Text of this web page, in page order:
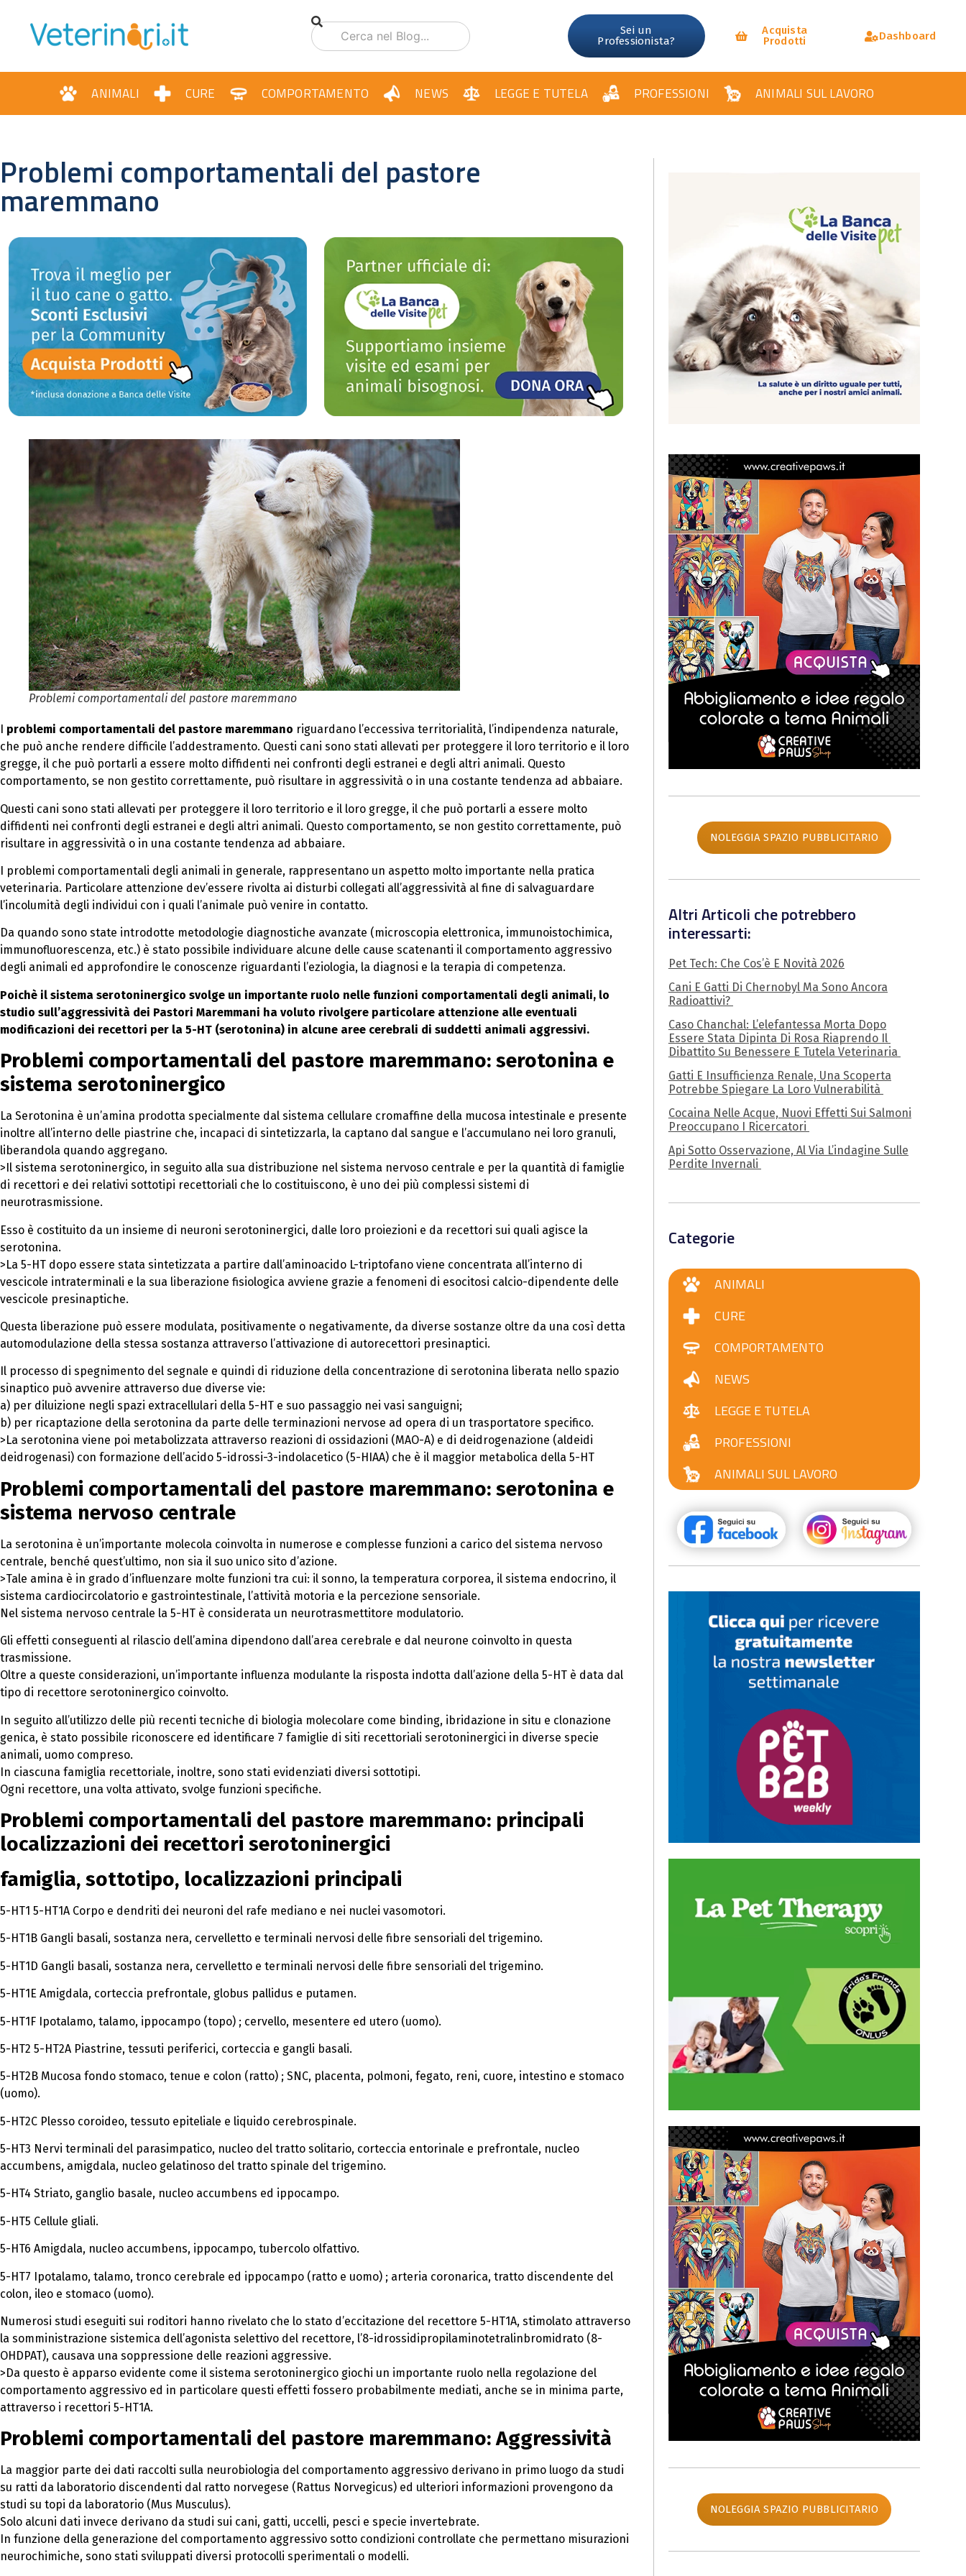
Sei un
Professionista?
Acquista
Prodotti
Dashboard
ANIMALI CURE COMPORTAMENTO NEWS LEGGE E TUTELA PROFESSIONI ANIMALI SUL LAVORO
Problemi comportamentali del pastore
maremmano
Problemi comportamentali del pastore maremmano
problemi comportamentali del pastore maremmano riguardano l’eccessiva territorialità, l’indipendenza naturale,
che può anche rendere difficile l’addestramento. Questi cani sono stati allevati per proteggere il loro territorio e il loro
gregge, il che può portarli a essere molto diffidenti nei confronti degli estranei e degli altri animali. Questo
comportamento, se non gestito correttamente, può risultare in aggressività o in una costante tendenza ad abbaiare.
Questi cani sono stati allevati per proteggere il loro territorio e il loro gregge, il che può portarli a essere molto
diffidenti nei confronti degli estranei e degli altri animali. Questo comportamento, se non gestito correttamente, può
risultare in aggressività o in una costante tendenza ad abbaiare.
I problemi comportamentali degli animali in generale, rappresentano un aspetto molto importante nella pratica
veterinaria. Particolare attenzione dev’essere rivolta ai disturbi collegati all’aggressività al fine di salvaguardare
l’incolumità degli individui con i quali l’animale può venire in contatto.
Da quando sono state introdotte metodologie diagnostiche avanzate (microscopia elettronica, immunoistochimica,
immunofluorescenza, etc.) è stato possibile individuare alcune delle cause scatenanti il comportamento aggressivo
degli animali ed approfondire le conoscenze riguardanti l’eziologia, la diagnosi e la terapia di competenza.
Poichè il sistema serotoninergico svolge un importante ruolo nelle funzioni comportamentali degli animali, lo
studio sull’aggressività dei Pastori Maremmani ha voluto rivolgere particolare attenzione alle eventuali
modificazioni dei recettori per la 5-HT (serotonina) in alcune aree cerebrali di suddetti animali aggressivi.
Problemi comportamentali del pastore maremmano: serotonina e
sistema serotoninergico
La Serotonina è un’amina prodotta specialmente dal sistema cellulare cromaffine della mucosa intestinale e presente
inoltre all’interno delle piastrine che, incapaci di sintetizzarla, la captano dal sangue e l’accumulano nei loro granuli,
liberandola quando aggregano.
>Il sistema serotoninergico, in seguito alla sua distribuzione nel sistema nervoso centrale e per la quantità di famiglie
di recettori e dei relativi sottotipi recettoriali che lo costituiscono, è uno dei più complessi sistemi di
neurotrasmissione.
Esso è costituito da un insieme di neuroni serotoninergici, dalle loro proiezioni e da recettori sui quali agisce la
serotonina.
>La 5-HT dopo essere stata sintetizzata a partire dall’aminoacido L-triptofano viene concentrata all’interno di
vescicole intraterminali e la sua liberazione fisiologica avviene grazie a fenomeni di esocitosi calcio-dipendente delle
vescicole presinaptiche.
Questa liberazione può essere modulata, positivamente o negativamente, da diverse sostanze oltre da una così detta
automodulazione della stessa sostanza attraverso l’attivazione di autorecettori presinaptici.
Il processo di spegnimento del segnale e quindi di riduzione della concentrazione di serotonina liberata nello spazio
sinaptico può avvenire attraverso due diverse vie:
a) per diluizione negli spazi extracellulari della 5-HT e suo passaggio nei vasi sanguigni;
b) per ricaptazione della serotonina da parte delle terminazioni nervose ad opera di un trasportatore specifico.
>La serotonina viene poi metabolizzata attraverso reazioni di ossidazioni (MAO-A) e di deidrogenazione (aldeidi
deidrogenasi) con formazione dell’acido 5-idrossi-3-indolacetico (5-HIAA) che è il maggior metabolica della 5-HT
Problemi comportamentali del pastore maremmano: serotonina e
sistema nervoso centrale
La serotonina è un’importante molecola coinvolta in numerose e complesse funzioni a carico del sistema nervoso
centrale, benché quest’ultimo, non sia il suo unico sito d’azione.
>Tale amina è in grado d’influenzare molte funzioni tra cui: il sonno, la temperatura corporea, il sistema endocrino, il
sistema cardiocircolatorio e gastrointestinale, l’attività motoria e la percezione sensoriale.
Nel sistema nervoso centrale la 5-HT è considerata un neurotrasmettitore modulatorio.
Gli effetti conseguenti al rilascio dell’amina dipendono dall’area cerebrale e dal neurone coinvolto in questa
trasmissione.
Oltre a queste considerazioni, un’importante influenza modulante la risposta indotta dall’azione della 5-HT è data dal
tipo di recettore serotoninergico coinvolto.
In seguito all’utilizzo delle più recenti tecniche di biologia molecolare come binding, ibridazione in situ e clonazione
genica, è stato possibile riconoscere ed identificare 7 famiglie di siti recettoriali serotoninergici in diverse specie
animali, uomo compreso.
In ciascuna famiglia recettoriale, inoltre, sono stati evidenziati diversi sottotipi.
Ogni recettore, una volta attivato, svolge funzioni specifiche.
Problemi comportamentali del pastore maremmano: principali
localizzazioni dei recettori serotoninergici
famiglia, sottotipo, localizzazioni principali
5-HT1 5-HT1A Corpo e dendriti dei neuroni del rafe mediano e nei nuclei vasomotori.
5-HT1B Gangli basali, sostanza nera, cervelletto e terminali nervosi delle fibre sensoriali del trigemino.
5-HT1D Gangli basali, sostanza nera, cervelletto e terminali nervosi delle fibre sensoriali del trigemino.
5-HT1E Amigdala, corteccia prefrontale, globus pallidus e putamen.
5-HT1F Ipotalamo, talamo, ippocampo (topo) ; cervello, mesentere ed utero (uomo).
5-HT2 5-HT2A Piastrine, tessuti periferici, corteccia e gangli basali.
5-HT2B Mucosa fondo stomaco, tenue e colon (ratto) ; SNC, placenta, polmoni, fegato, reni, cuore, intestino e stomaco
(uomo).
5-HT2C Plesso coroideo, tessuto epiteliale e liquido cerebrospinale.
5-HT3 Nervi terminali del parasimpatico, nucleo del tratto solitario, corteccia entorinale e prefrontale, nucleo
accumbens, amigdala, nucleo gelatinoso del tratto spinale del trigemino.
5-HT4 Striato, ganglio basale, nucleo accumbens ed ippocampo.
5-HT5 Cellule gliali.
5-HT6 Amigdala, nucleo accumbens, ippocampo, tubercolo olfattivo.
5-HT7 Ipotalamo, talamo, tronco cerebrale ed ippocampo (ratto e uomo) ; arteria coronarica, tratto discendente del
colon, ileo e stomaco (uomo).
Numerosi studi eseguiti sui roditori hanno rivelato che lo stato d’eccitazione del recettore 5-HT1A, stimolato attraverso
la somministrazione sistemica dell’agonista selettivo del recettore, l’8-idrossidipropilaminotetralinbromidrato (8-
OHDPAT), causava una soppressione delle reazioni aggressive.
>Da questo è apparso evidente come il sistema serotoninergico giochi un importante ruolo nella regolazione del
comportamento aggressivo ed in particolare questi effetti fossero probabilmente mediati, anche se in minima parte,
attraverso i recettori 5-HT1A.
Problemi comportamentali del pastore maremmano: Aggressività
La maggior parte dei dati raccolti sulla neurobiologia del comportamento aggressivo derivano in primo luogo da studi
su ratti da laboratorio discendenti dal ratto norvegese (Rattus Norvegicus) ed ulteriori informazioni provengono da
studi su topi da laboratorio (Mus Musculus).
Solo alcuni dati invece derivano da studi sui cani, gatti, uccelli, pesci e specie invertebrate.
In funzione della generazione del comportamento aggressivo sotto condizioni controllate che permettano misurazioni
neurochimiche, sono stati sviluppati diversi protocolli sperimentali o modelli.
NOLEGGIA SPAZIO PUBBLICITARIO
Altri Articoli che potrebbero
interessarti:
Pet Tech: Che Cos’è E Novità 2026
Cani E Gatti Di Chernobyl Ma Sono Ancora
Radioattivi?
Caso Chanchal: L’elefantessa Morta Dopo
Essere Stata Dipinta Di Rosa Riaprendo Il
Dibattito Su Benessere E Tutela Veterinaria
Gatti E Insufficienza Renale, Una Scoperta
Potrebbe Spiegare La Loro Vulnerabilità
Cocaina Nelle Acque, Nuovi Effetti Sui Salmoni
Preoccupano I Ricercatori
Api Sotto Osservazione, Al Via L’indagine Sulle
Perdite Invernali
Categorie
ANIMALI
CURE
COMPORTAMENTO
NEWS
LEGGE E TUTELA
PROFESSIONI
ANIMALI SUL LAVORO
NOLEGGIA SPAZIO PUBBLICITARIO